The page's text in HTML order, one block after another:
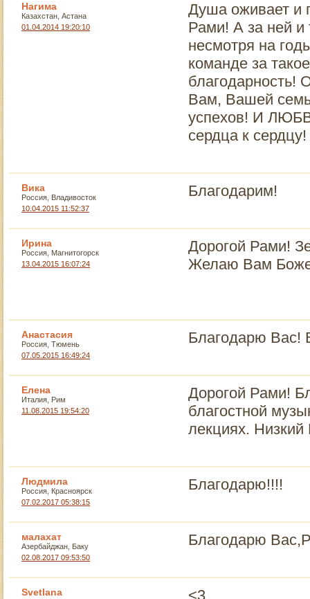
Нагима
Казахстан, Астана
01.04.2014 19:20:10
Душа оживает и
Рами! А за ней и
несмотря на
команде за
благодарность!
Вам, Вашей
успехов! И
сердца к
Вика
Россия, Владивосток
10.04.2015 11:52:37
Благодарим!
Ирина
Россия, Магнитогорск
13.04.2015 16:07:24
Дорогой Рами!
Желаю Вам
Анастасия
Россия, Тюмень
07.05.2015 16:49:24
Благодарю Вас!
Елена
Италия, Рим
11.08.2015 19:54:20
Дорогой Рами!
благостной
лекциях.
Людмила
Россия, Красноярск
07.02.2017 05:38:15
Благодарю!!!!
малахат
Азербайджан, Баку
02.08.2017 09:53:50
Благодарю
Svetlana <3